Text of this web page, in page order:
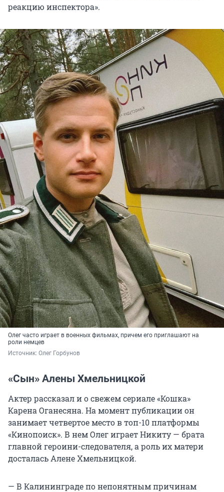
реакцию инспектора».
Олег часто играет в военных фильмах, причем его приглашают на
роли немцев
Источник: Олег Горбунов
«Сын» Алены Хмельницкой
Актер рассказал и о свежем сериале «Кошка»
Карена Оганесяна. На момент публикации он
занимает четвертое место в топ-10 платформы
«Кинопоиск». В нем Олег играет Никиту — брата
главной героини-следователя, а роль их матери
досталась Алене Хмельницкой.
— В Калининграде по непонятным причинам